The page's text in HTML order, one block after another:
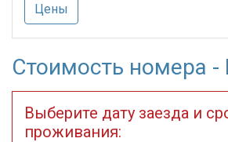
Цены
Стоимость номера
Выберите дату заезда и
проживания: